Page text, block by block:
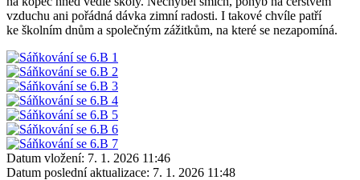
vzduchu ani pořádná dávka zimní radosti. I takové chvíle patří
ke školním dnům a společným zážitkům, na které se nezapomíná.
Datum vložení: 7. 1. 2026 11:46
Datum poslední aktualizace: 7. 1. 2026 11:48